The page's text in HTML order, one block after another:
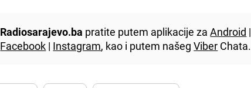
Radiosarajevo.ba pratite putem aplikacije zaAndroid |
Facebook | Instagram, kao i putem našegViber Chata.